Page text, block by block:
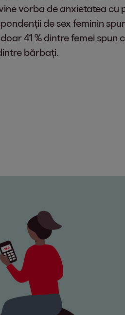
vorba de anxietatea
de sex feminin
41 % dintre femei spun
bărbați.